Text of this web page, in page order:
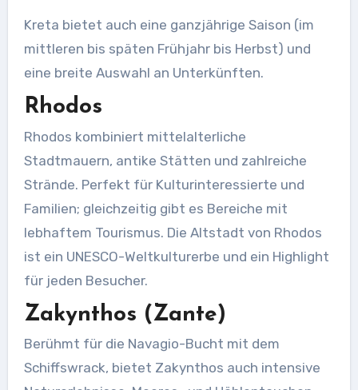
Kreta bietet auch eine ganzjährige Saison (im
mittleren bis späten Frühjahr bis Herbst) und
eine breite Auswahl an Unterkünften.
Rhodos
Rhodos kombiniert mittelalterliche
Stadtmauern, antike Stätten und zahlreiche
Strände. Perfekt für Kulturinteressierte und
Familien; gleichzeitig gibt es Bereiche mit
lebhaftem Tourismus. Die Altstadt von Rhodos
ist ein UNESCO-Weltkulturerbe und ein Highlight
für jeden Besucher.
Zakynthos (Zante)
Berühmt für die Navagio-Bucht mit dem
Schiffswrack, bietet Zakynthos auch intensive